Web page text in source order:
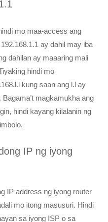
mo maa-access ang
ay dahil may iba
dahilan ay maaaring mali
hindi mo
kung saan ang l.l ay
Bagama’t magkamukha ang
hindi kayang kilalanin ng
IP ng iyong
IP address ng iyong router
mo itong masusuri. Hindi
sa iyong ISP o sa